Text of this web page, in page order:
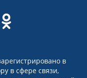
в
в сфере связи,